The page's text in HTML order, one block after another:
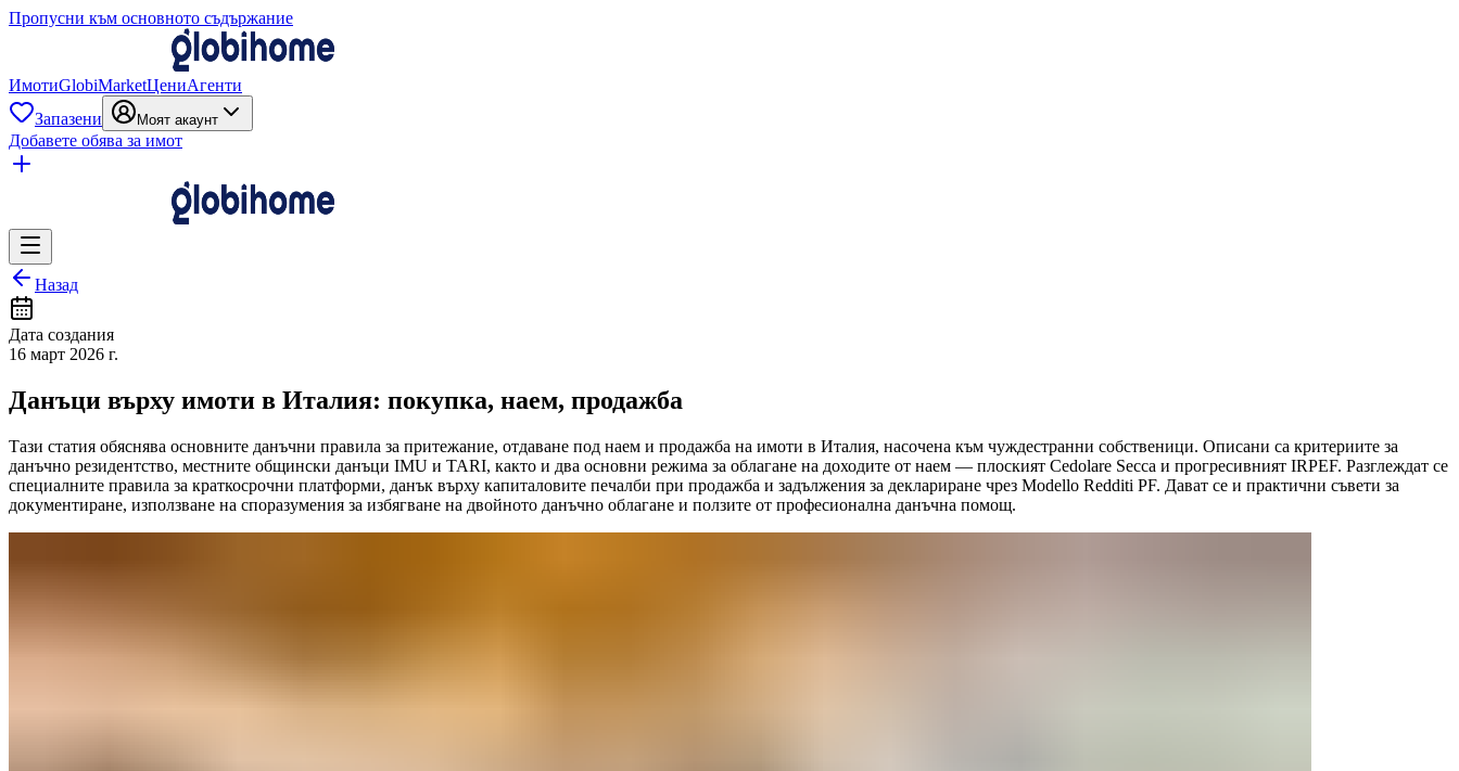
Пропусни към основното съдържание
ИмотиGlobiMarketЦениАгенти
Запазени
Моят акаунт
Добавете обява за имот
Назад
Дата создания
16 март 2026 г.
Данъци върху имоти в Италия: покупка, наем, продажба
Тази статия обяснява основните данъчни правила за притежание, отдаване под наем и продажба на имоти в Италия, насочена към чуждестранни собственици. Описани са критериите за
данъчно резидентство, местните общински данъци IMU и TARI, както и два основни режима за облагане на доходите от наем — плоският Cedolare Secca и прогресивният IRPEF. Разглеждат се
специалните правила за краткосрочни платформи, данък върху капиталовите печалби при продажба и задължения за деклариране чрез Modello Redditi PF. Дават се и практични съвети за
документиране, използване на споразумения за избягване на двойното данъчно облагане и ползите от професионална данъчна помощ.